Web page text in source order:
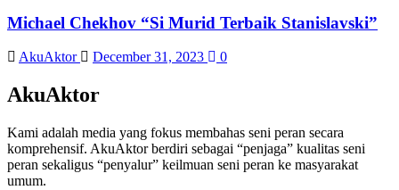
Michael Chekhov “Si Murid Terbaik Stanislavski”
AkuAktor December 31, 2023 0
AkuAktor
Kami adalah media yang fokus membahas seni peran secara
komprehensif. AkuAktor berdiri sebagai “penjaga” kualitas seni
peran sekaligus “penyalur” keilmuan seni peran ke masyarakat
umum.